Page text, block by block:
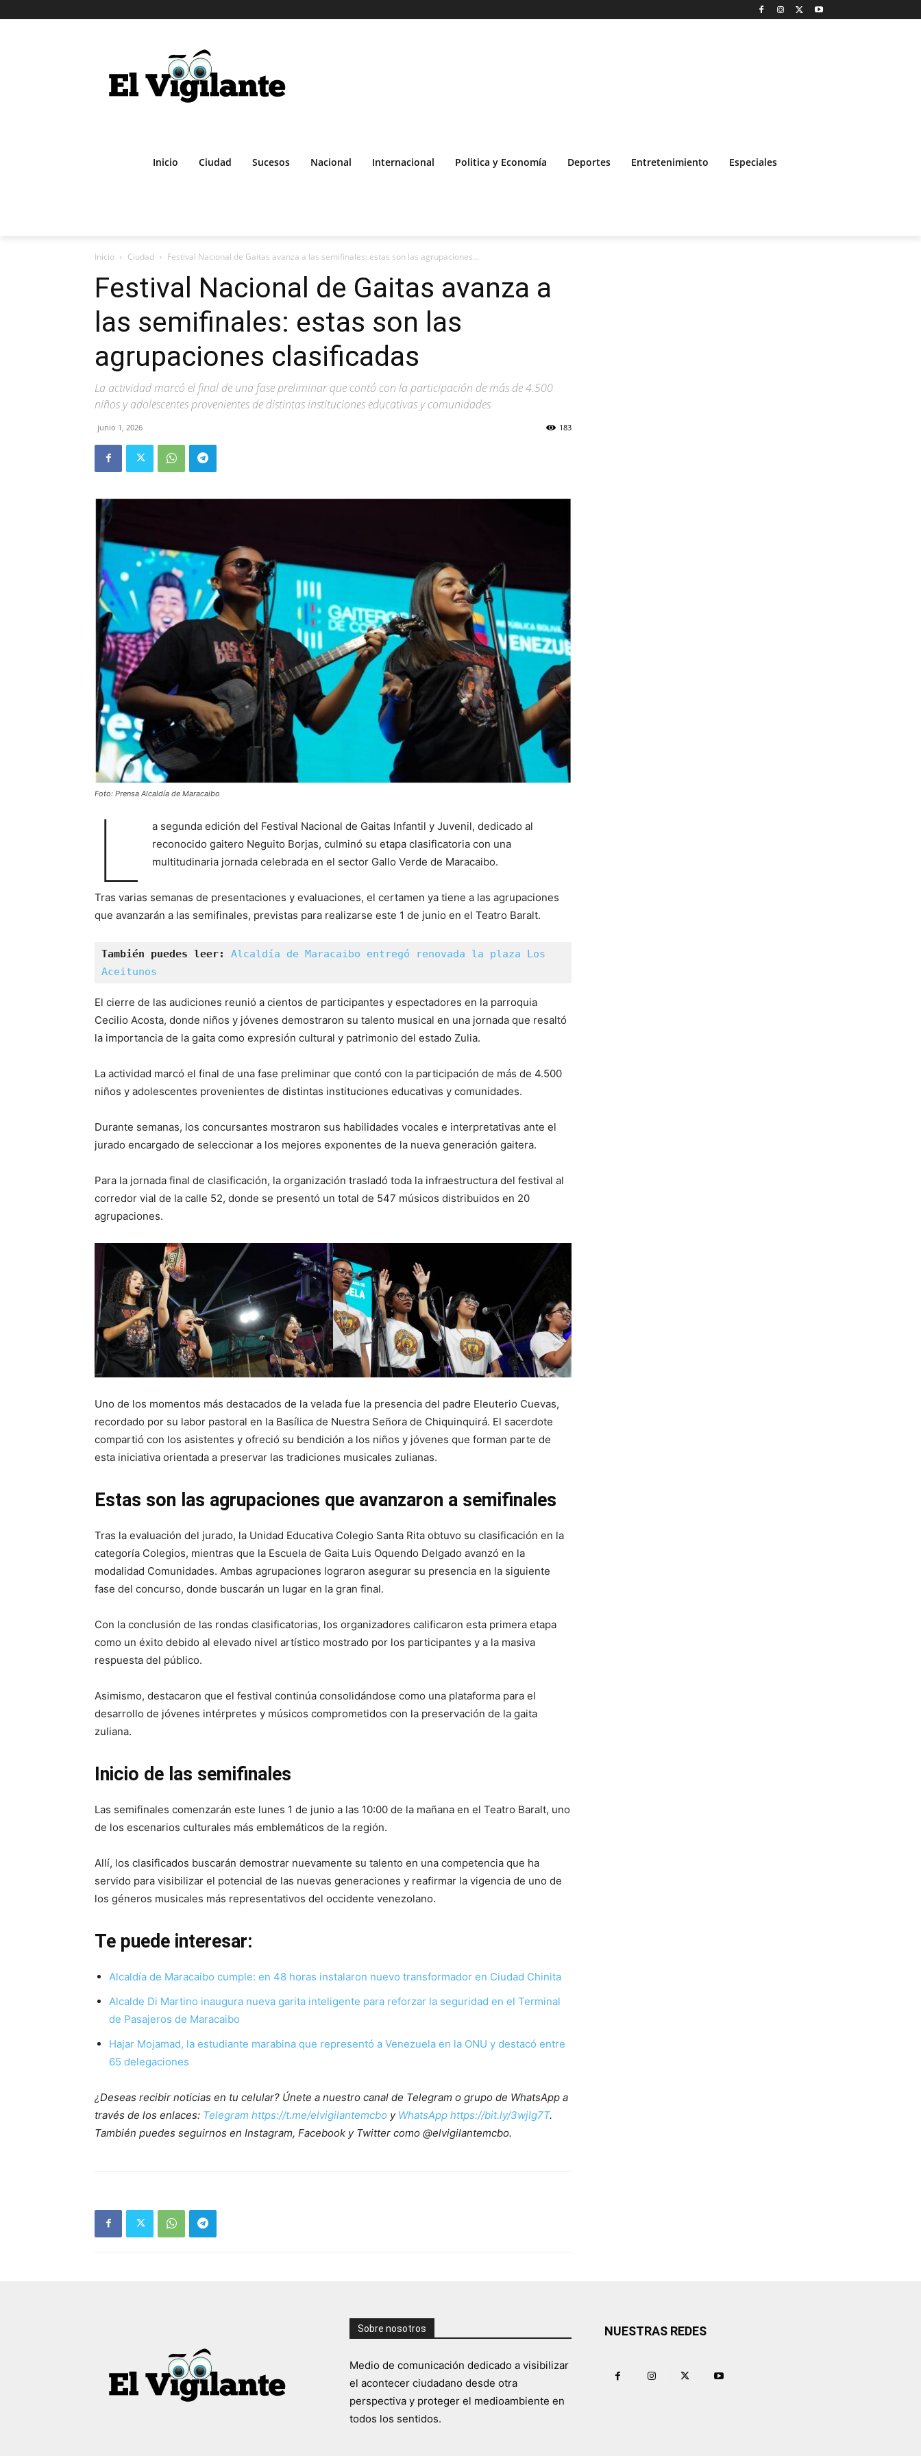
Inicio Ciudad Sucesos Nacional Internacional Politica y Economía Deportes Entretenimiento Especiales
Inicio Ciudad Festival Nacional de Gaitas avanza a las semifinales: estas son las agrupaciones...
Festival Nacional de Gaitas avanza a
las semifinales: estas son las
agrupaciones clasificadas
La actividad marcó el final de una fase preliminar que contó con la participación de más de 4.500
niños y adolescentes provenientes de distintas instituciones educativas y comunidades
junio 1, 2026 183
Foto: Prensa Alcaldía de Maracaibo
L
a segunda edición del Festival Nacional de Gaitas Infantil y Juvenil, dedicado al
reconocido gaitero Neguito Borjas, culminó su etapa clasificatoria con una
multitudinaria jornada celebrada en el sector Gallo Verde de Maracaibo.
Tras varias semanas de presentaciones y evaluaciones, el certamen ya tiene a las agrupaciones
que avanzarán a las semifinales, previstas para realizarse este 1 de junio en el Teatro Baralt.
También puedes leer:
Alcaldía de Maracaibo entregó renovada la plaza Los
Aceitunos
El cierre de las audiciones reunió a cientos de participantes y espectadores en la parroquia
Cecilio Acosta, donde niños y jóvenes demostraron su talento musical en una jornada que resaltó
la importancia de la gaita como expresión cultural y patrimonio del estado Zulia.
La actividad marcó el final de una fase preliminar que contó con la participación de más de 4.500
niños y adolescentes provenientes de distintas instituciones educativas y comunidades.
Durante semanas, los concursantes mostraron sus habilidades vocales e interpretativas ante el
jurado encargado de seleccionar a los mejores exponentes de la nueva generación gaitera.
Para la jornada final de clasificación, la organización trasladó toda la infraestructura del festival al
corredor vial de la calle 52, donde se presentó un total de 547 músicos distribuidos en 20
agrupaciones.
Uno de los momentos más destacados de la velada fue la presencia del padre Eleuterio Cuevas,
recordado por su labor pastoral en la Basílica de Nuestra Señora de Chiquinquirá. El sacerdote
compartió con los asistentes y ofreció su bendición a los niños y jóvenes que forman parte de
esta iniciativa orientada a preservar las tradiciones musicales zulianas.
Estas son las agrupaciones que avanzaron a semifinales
Tras la evaluación del jurado, la Unidad Educativa Colegio Santa Rita obtuvo su clasificación en la
categoría Colegios, mientras que la Escuela de Gaita Luis Oquendo Delgado avanzó en la
modalidad Comunidades. Ambas agrupaciones lograron asegurar su presencia en la siguiente
fase del concurso, donde buscarán un lugar en la gran final.
Con la conclusión de las rondas clasificatorias, los organizadores calificaron esta primera etapa
como un éxito debido al elevado nivel artístico mostrado por los participantes y a la masiva
respuesta del público.
Asimismo, destacaron que el festival continúa consolidándose como una plataforma para el
desarrollo de jóvenes intérpretes y músicos comprometidos con la preservación de la gaita
zuliana.
Inicio de las semifinales
Las semifinales comenzarán este lunes 1 de junio a las 10:00 de la mañana en el Teatro Baralt, uno
de los escenarios culturales más emblemáticos de la región.
Allí, los clasificados buscarán demostrar nuevamente su talento en una competencia que ha
servido para visibilizar el potencial de las nuevas generaciones y reafirmar la vigencia de uno de
los géneros musicales más representativos del occidente venezolano.
Te puede interesar:
Alcaldía de Maracaibo cumple: en 48 horas instalaron nuevo transformador en Ciudad Chinita
Alcalde Di Martino inaugura nueva garita inteligente para reforzar la seguridad en el Terminal
de Pasajeros de Maracaibo
Hajar Mojamad, la estudiante marabina que representó a Venezuela en la ONU y destacó entre
65 delegaciones
¿Deseas recibir noticias en tu celular? Únete a nuestro canal de Telegram o grupo de WhatsApp a
través de los enlaces: Telegram https://t.me/elvigilantemcbo y WhatsApp https://bit.ly/3wjIg7T.
También puedes seguirnos en Instagram, Facebook y Twitter como @elvigilantemcbo.
Sobre nosotros
Medio de comunicación dedicado a visibilizar
el acontecer ciudadano desde otra
perspectiva y proteger el medioambiente en
todos los sentidos.
NUESTRAS REDES